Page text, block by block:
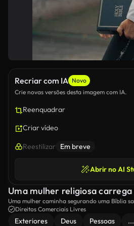
Recriar com IA Novo
Crie novas versões desta imagem com IA.
Reenquadrar
Criar vídeo
Reestilizar Em breve
Abrir no AI
Uma mulher religiosa
Uma mulher caminha segurando uma Bíblia
Direitos Comerciais Livres
Exteriores Deus Pessoas ...